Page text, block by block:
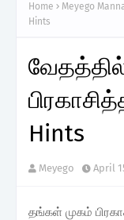
Home Meyego
Hints
Hints
Meyego April
தங்கள் முகம்